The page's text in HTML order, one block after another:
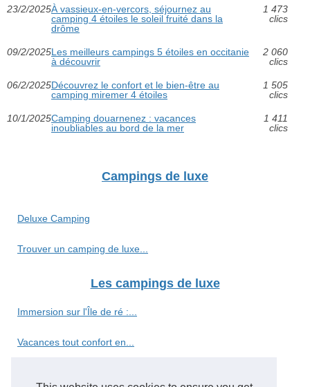
23/2/2025À vassieux-en-vercors, séjournez au
camping 4 étoiles le soleil fruité dans la
drôme
1 473
clics
09/2/2025Les meilleurs campings 5 étoiles en occitanie
à découvrir
2 060
clics
06/2/2025Découvrez le confort et le bien-être au
camping miremer 4 étoiles
1 505
clics
10/1/2025Camping douarnenez : vacances
inoubliables au bord de la mer
1 411
clics
Campings de luxe
Deluxe Camping
Trouver un camping de luxe...
Les campings de luxe
Immersion sur l'Île de ré :...
Vacances tout confort en...